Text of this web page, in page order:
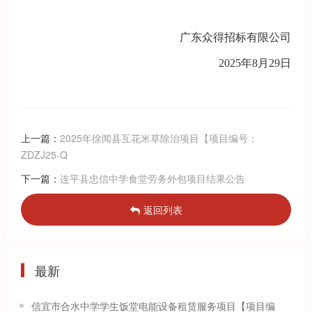
广东众得招标有限公司
2025年8月 29日
上一篇： 2025年徐闻县互花米草除治项目【项目编号：
ZDZJ25-Q
下一篇： 连平县忠信中学食堂劳务外包项目结果公告
返回列表
最新
信宜市合水中学学生饭堂电能设备租赁服务项目【项目编